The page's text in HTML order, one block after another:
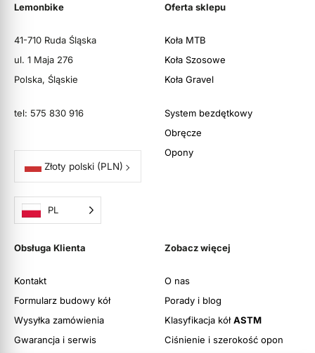
Lemonbike
41-710 Ruda Śląska
ul. 1 Maja 276
Polska, Śląskie
tel: 575 830 916
Złoty polski (PLN)
PL
Oferta sklepu
Koła MTB
Koła Szosowe
Koła Gravel
System bezdętkowy
Obręcze
Opony
Obsługa Klienta
Kontakt
Formularz budowy kół
Wysyłka zamówienia
Gwarancja i serwis
Zobacz więcej
O nas
Porady i blog
Klasyfikacja kółASTM
Ciśnienie i szerokość opon